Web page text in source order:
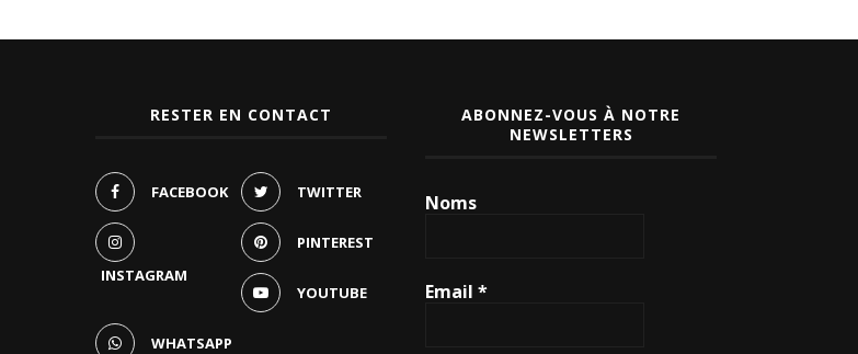
RESTER EN CONTACT
FACEBOOK TWITTER
INSTAGRAM
PINTEREST
YOUTUBE
WHATSAPP
ABONNEZ-VOUS À NOTRE
NEWSLETTERS
Noms
Email*